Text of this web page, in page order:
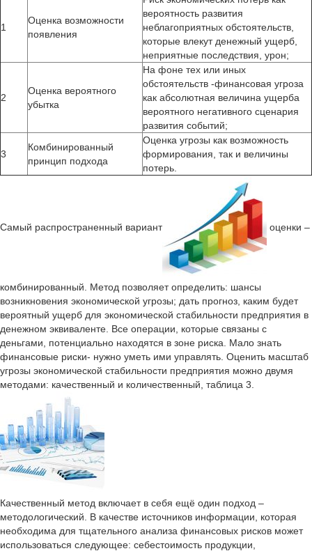
1
Оценка возможности
появления
вероятность развития
неблагоприятных обстоятельств,
которые влекут денежный ущерб,
неприятные последствия, урон;
2
Оценка вероятного
убытка
На фоне тех или иных
обстоятельств -финансовая угроза
как абсолютная величина ущерба
вероятного негативного сценария
развития событий;
3
Комбинированный
принцип подхода
Оценка угрозы как возможность
формирования, так и величины
потерь.
Самый распространенный вариант оценки –
комбинированный. Метод позволяет определить: шансы
возникновения экономической угрозы; дать прогноз, каким будет
вероятный ущерб для экономической стабильности предприятия в
денежном эквиваленте. Все операции, которые связаны с
деньгами, потенциально находятся в зоне риска. Мало знать
финансовые риски- нужно уметь ими управлять. Оценить масштаб
угрозы экономической стабильности предприятия можно двумя
методами: качественный и количественный, таблица 3.
Качественный метод включает в себя ещё один подход –
методологический. В качестве источников информации, которая
необходима для тщательного анализа финансовых рисков может
использоваться следующее: себестоимость продукции,